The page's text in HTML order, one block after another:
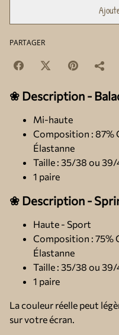
PARTAGER
❀ Description -
Mi-haute
Composition : 87%
Élastanne
Taille : 35/38 ou 39/
1 paire
❀ Description -
Haute - Sport
Composition : 75%
Élastanne
Taille : 35/38 ou
1 paire
La couleur réelle peut
sur votre écran.